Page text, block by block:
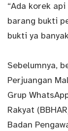
“Ada korek
barang bukti
bukti ya
Sebelumnya,
Perjuangan
Grup
Rakyat
Badan